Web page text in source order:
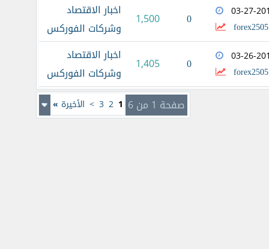
03-27-
forex2505
0
1,500
اخبار الاقتصاد
وشركات الفوركس
03-26-
forex2505
0
1,405
اخبار الاقتصاد
وشركات الفوركس
صفحة 1 من 6 1
2
3
> الأخيرة »